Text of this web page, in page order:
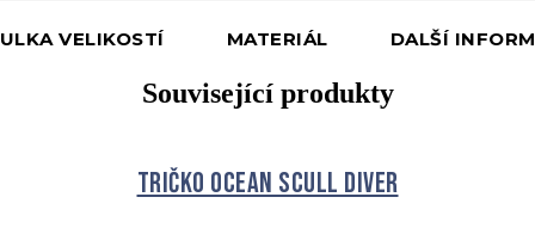
VELIKOSTÍ MATERIÁL DALŠÍ
Související produkty
Tričko OCEAN Scull Diver